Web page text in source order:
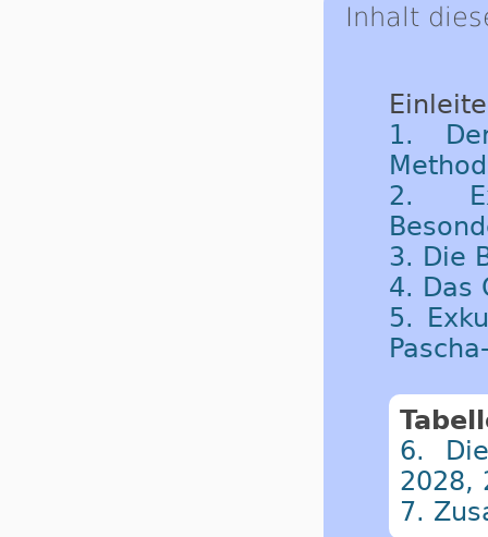
Inhalt
1.
2.
3. Die
4. Das
5.
6.
2028,
7.